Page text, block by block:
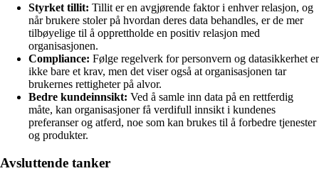
Styrket tillit: Tillit er en avgjørende faktor i enhver relasjon, og
når brukere stoler på hvordan deres data behandles, er de mer
tilbøyelige til å opprettholde en positiv relasjon med
organisasjonen.
Compliance: Følge regelverk for personvern og datasikkerhet er
ikke bare et krav, men det viser også at organisasjonen tar
brukernes rettigheter på alvor.
Bedre kundeinnsikt: Ved å samle inn data på en rettferdig
måte, kan organisasjoner få verdifull innsikt i kundenes
preferanser og atferd, noe som kan brukes til å forbedre tjenester
og produkter.
Avsluttende tanker